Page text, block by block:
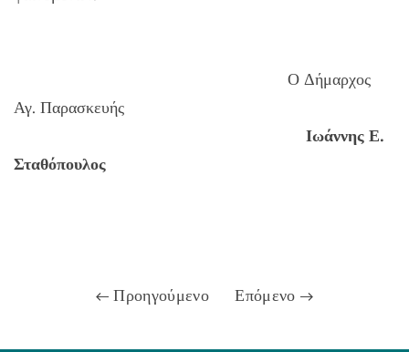
Ο Δήμαρχος
Αγ. Παρασκευής
Ιωάννης Ε.
Σταθόπουλος
Προηγούμενο Επόμενο